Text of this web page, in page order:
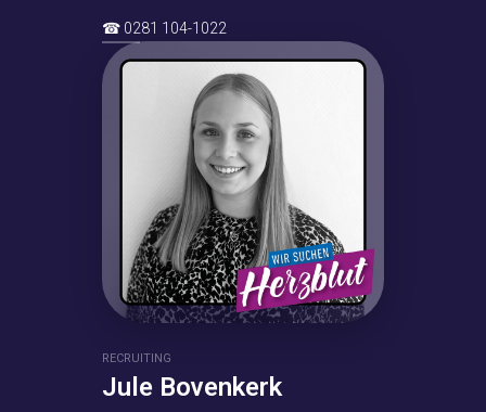
☎ 0281 104-1022
RECRUITING
Jule Bovenkerk